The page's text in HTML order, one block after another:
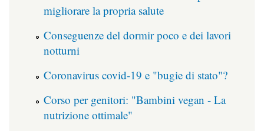
migliorare la propria salute
Conseguenze del dormir poco e dei lavori
notturni
Coronavirus covid-19 e "bugie di stato"?
Corso per genitori: "Bambini vegan - La
nutrizione ottimale"